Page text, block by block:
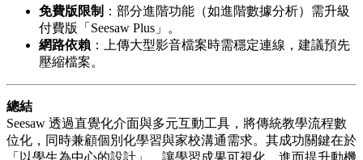
免費版限制 ：部分進階功能（如進階數據分析）需升級
付費版「Seesaw Plus」。
網路依賴 ：上傳大型影音檔案時需穩定連線，建議預先
壓縮檔案。
總結
Seesaw 透過直覺化介面與多元互動工具，將傳統教學流程數
位化，同時兼顧個別化學習與家校溝通需求。其成功關鍵在於
「以學生為中心的設計」，讓學習成果可視化，進而提升動機